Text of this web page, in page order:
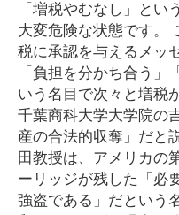
「増税やむなし」とい
大変危険な状態です。
税に承認を与えるメッ
「負担を分かち合う
いう名目で次々と増税
千葉商科大学大学院の
産の合法的収奪」だと
田教授は、アメリカの
ーリッジが残した「必
強盗である」だという